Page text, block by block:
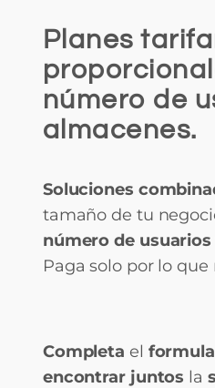
Planes
número de
almacenes.
Soluciones
tamaño de tu
número de usuarios
Paga solo por lo que
Completa el
encontrar juntos la